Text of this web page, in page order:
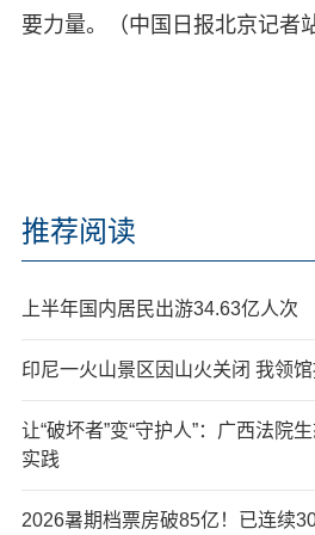
要力量。（中国日报北京记者
推荐阅读
上半年国内居民出游34.63亿人次
印尼一火山景区因山火关闭 我领
让“破坏者”变“守护人”：广西法院
实践
2026暑期档票房破85亿！已连续